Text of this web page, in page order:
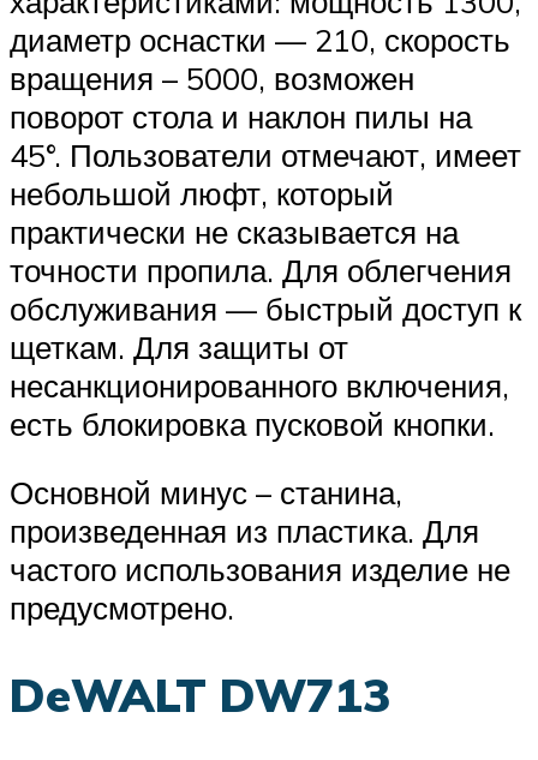
диаметр оснастки — 210, скорость
вращения – 5000, возможен
поворот стола и наклон пилы на
45°. Пользователи отмечают, имеет
небольшой люфт, который
практически не сказывается на
точности пропила. Для облегчения
обслуживания — быстрый доступ к
щеткам. Для защиты от
несанкционированного включения,
есть блокировка пусковой кнопки.
Основной минус – станина,
произведенная из пластика. Для
частого использования изделие не
предусмотрено.
DeWALT DW713